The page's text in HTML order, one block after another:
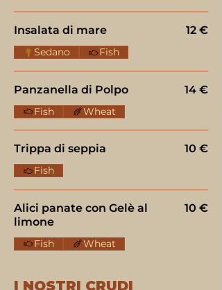
Insalata di mare 12 €
Sedano Fish
Panzanella di Polpo 14 €
Fish Wheat
Trippa di seppia 10 €
Fish
Alici panate con Gelè al
limone
10 €
Fish Wheat
I NOSTRI CRUDI